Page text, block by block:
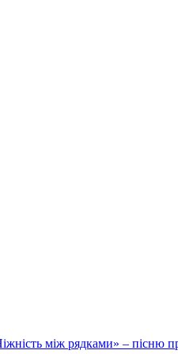
між рядками» – пісню